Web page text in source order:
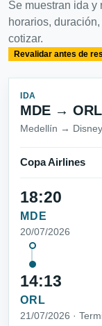
Se muestran ida y
horarios,
cotizar.
Revalidar antes de
IDA
MDE → ORL
Medellín →
Copa Airlines
18:20
MDE
20/07/2026
14:13
ORL
21/07/2026 ·